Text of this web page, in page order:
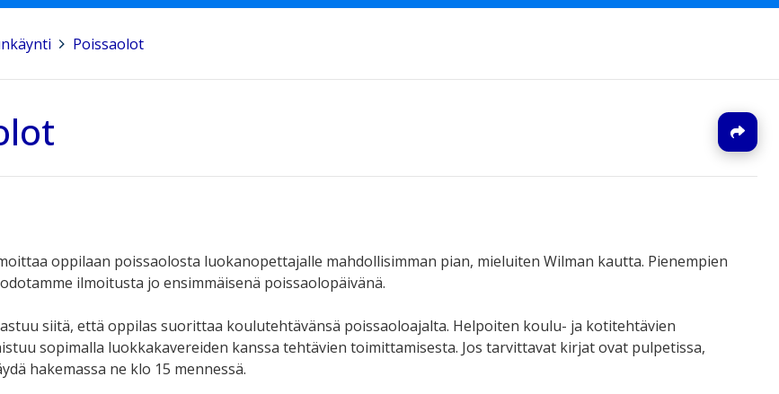
Poissaolot
oppilaan poissaolosta luokanopettajalle mahdollisimman pian, mieluiten Wilman kautta. Pienempien
ilmoitusta jo ensimmäisenä poissaolopäivänä.
siitä, että oppilas suorittaa koulutehtävänsä poissaoloajalta. Helpoiten koulu- ja kotitehtävien
sopimalla luokkakavereiden kanssa tehtävien toimittamisesta. Jos tarvittavat kirjat ovat pulpetissa,
hakemassa ne klo 15 mennessä.